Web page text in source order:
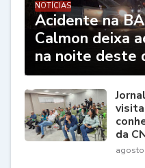
NOTÍCIAS
Acidente na
Calmon deixa
na noite deste
da
agosto